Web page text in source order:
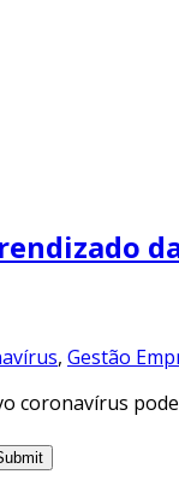
, Gestão
coronavírus